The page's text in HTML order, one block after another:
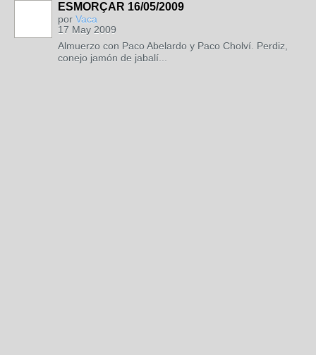
ESMORÇAR 16/05/2009
por Vaca
17 May 2009
Almuerzo con Paco Abelardo y Paco Cholví. Perdiz,
conejo jamón de jabalí...